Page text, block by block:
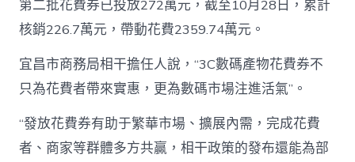
第二批花費券已投放272萬元，截至10月28日，累計
核銷226.7萬元，帶動花費2359.74萬元。
宜昌市商務局相干擔任人說，“3C數碼產物花費券不
只為花費者帶來實惠，更為數碼市場注進活氣”。
“發放花費券有助于繁華市場、擴展內需，完成花費
者、商家等群體多方共贏，相干政策的發布還能為部